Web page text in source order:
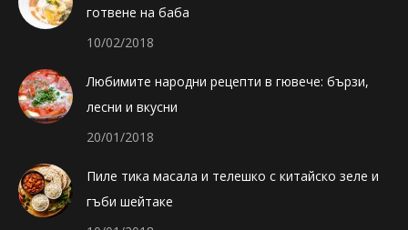
in
in
готвене на баба
10/02/2018
Любимите народни рецепти в гювече: бързи,
лесни и вкусни
20/01/2018
Пиле тика масала и телешко с китайско зеле и
гъби шейтаке